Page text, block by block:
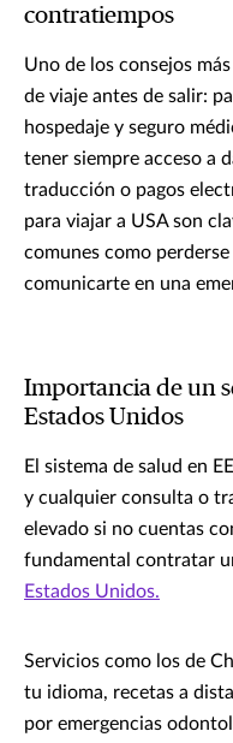
contratiempos
Uno de los consejos
de viaje antes de salir:
hospedaje y seguro
tener siempre acceso a
traducción o pagos
para viajar a USA son
comunes como
comunicarte en una
Importancia de un
Estados Unidos
El sistema de salud en
y cualquier consulta o
elevado si no cuentas
fundamental contratar
Estados Unidos.
Servicios como los de
tu idioma, recetas a
por emergencias